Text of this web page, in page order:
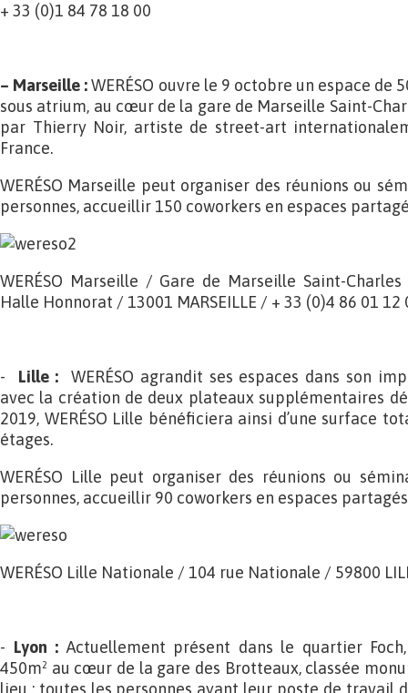
+ 33 (0)1 84 78 18 00
– Marseille :WERÉSO ouvre le 9 octobre un espace de
sous atrium, au cœur de la gare de Marseille Saint-
par Thierry Noir, artiste de street-art
France.
WERÉSO Marseille peut organiser des réunions ou
personnes, accueillir 150 coworkers en espaces
WERÉSO Marseille / Gare de Marseille Saint-
Halle Honnorat / 13001 MARSEILLE / + 33 (0)4 86 01 12
- Lille :
WERÉSO agrandit ses espaces dans son
avec la création de deux plateaux supplémentaires
2019, WERÉSO Lille bénéficiera ainsi d’une surface
étages.
WERÉSO Lille peut organiser des réunions ou
personnes, accueillir 90 coworkers en espaces
WERÉSO Lille Nationale / 104 rue Nationale / 59800
- Lyon : Actuellement présent dans le quartier
450m² au cœur de la gare des Brotteaux, classée
lieu : toutes les personnes ayant leur poste de travail